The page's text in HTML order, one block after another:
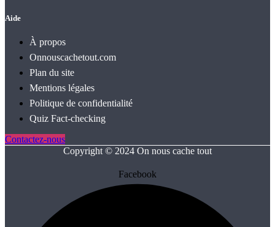
Aide
À propos
Onnouscachetout.com
Plan du site
Mentions légales
Politique de confidentialité
Quiz Fact‑checking
Contactez-nous
Copyright © 2024 On nous cache tout
Facebook